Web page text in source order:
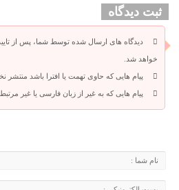
ثبت دیدگاه
دیدگاه های ارسال شده توسط شما، پس از
خواهد شد.
پیام هایی که حاوی تهمت یا افترا باشد منتشر
پیام هایی که به غیر از زبان فارسی یا غیر